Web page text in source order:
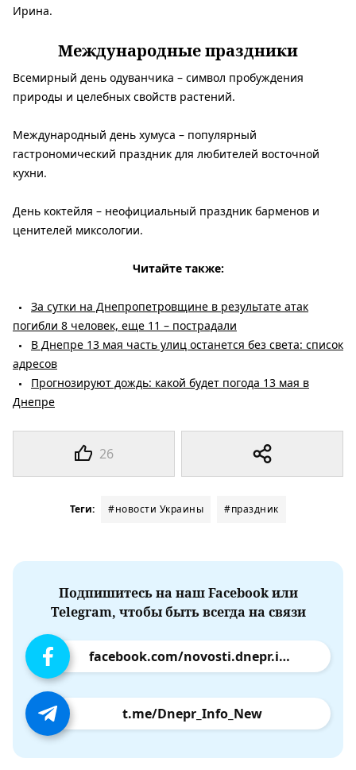
26
Ирина.
Международные праздники
Всемирный день одуванчика – символ пробуждения
природы и целебных свойств растений.
Международный день хумуса – популярный
гастрономический праздник для любителей восточной
кухни.
День коктейля – неофициальный праздник барменов и
ценителей миксологии.
Читайте также:
За сутки на Днепропетровщине в результате атак
погибли 8 человек, еще 11 – пострадали
В Днепре 13 мая часть улиц останется без света: список
адресов
Прогнозируют дождь: какой будет погода 13 мая в
Днепре
Теги: #новости Украины #праздник
Подпишитесь на наш Facebook или
Telegram, чтобы быть всегда на связи
facebook.com/novosti.dnepr.info
t.me/Dnepr_Info_New